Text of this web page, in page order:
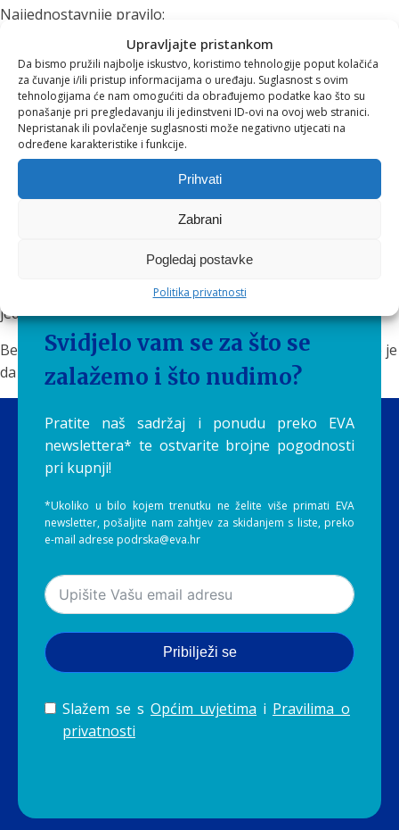
Upravljajte pristankom
Da bismo pružili najbolje iskustvo, koristimo tehnologije poput kolačića
za čuvanje i/ili pristup informacijama o uređaju. Suglasnost s ovim
tehnologijama će nam omogućiti da obrađujemo podatke kao što su
ponašanje pri pregledavanju ili jedinstveni ID-ovi na ovoj web stranici.
Nepristanak ili povlačenje suglasnosti može negativno utjecati na
određene karakteristike i funkcije.
Prihvati
Zabrani
Pogledaj postavke
Politika privatnosti
Najjednostavnije pravilo:
Za kućanstvo i kuhanje → vrč
Za kretanje i putovanja → boca
Mnogi korisnici koriste kombinaciju oba proizvoda.
Zaključak: mala promjena
koja čini veliku razliku
uvijek idealna. Srećom, moderna rješenja poput vrčeva i
filtrirajućih boca omogućuju da kvalitetu vode poboljšamo
jednostavno, bez instalacije i komplikacija.
Bez obzira pijete li vodu kod kuće ili u pokretu, najvažnije je
da je pijete dovoljno i da je što kvalitetnija.
Svidjelo vam se za što se
zalažemo i što nudimo?
Pratite naš sadržaj i ponudu preko EVA
newslettera* te ostvarite brojne pogodnosti
pri kupnji!
*Ukoliko u bilo kojem trenutku ne želite više primati EVA
newsletter, pošaljite nam zahtjev za skidanjem s liste, preko
e-mail adrese podrska@eva.hr
Pribilježi se
Slažem se s Općim uvjetima i Pravilima o
privatnosti